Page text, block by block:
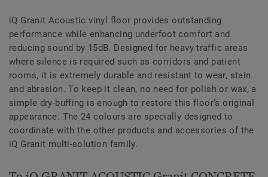
iQ Granit Acoustic vinyl floor provides outstanding
performance while enhancing underfoot comfort and
reducing sound by 15dB. Designed for heavy traffic areas
where silence is required such as corridors and patient
rooms, it is extremely durable and resistant to wear, stain
and abrasion. To keep it clean, no need for polish or wax, a
simple dry-buffing is enough to restore this floor’s original
appearance. The 24 colours are specially designed to
coordinate with the other products and accessories of the
iQ Granit multi-solution family.